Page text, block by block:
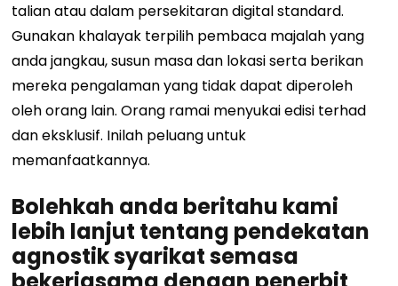
talian atau dalam persekitaran digital standard.
Gunakan khalayak terpilih pembaca majalah yang
anda jangkau, susun masa dan lokasi serta berikan
mereka pengalaman yang tidak dapat diperoleh
oleh orang lain. Orang ramai menyukai edisi terhad
dan eksklusif. Inilah peluang untuk
memanfaatkannya.
Bolehkah anda beritahu kami
lebih lanjut tentang pendekatan
agnostik syarikat semasa